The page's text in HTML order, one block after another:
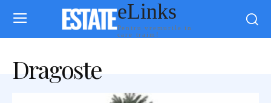
eLinks
Pentru vremurile in
care traim!
Dragoste